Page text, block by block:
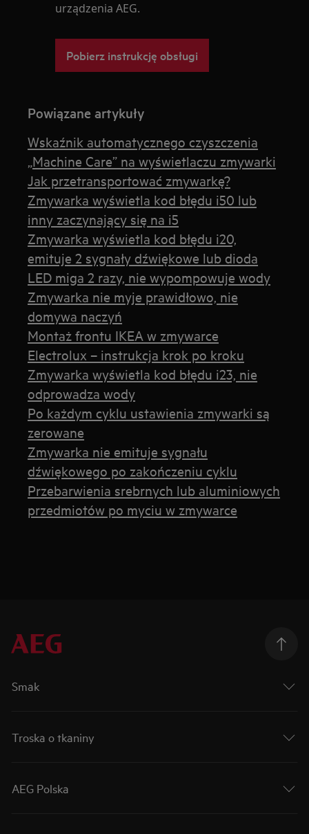
urządzenia AEG.
Pobierz instrukcję obsługi
Powiązane artykuły
Wskaźnik automatycznego czyszczenia
„Machine Care” na wyświetlaczu zmywarki
Jak przetransportować zmywarkę?
Zmywarka wyświetla kod błędu i50 lub
inny zaczynający się na i5
Zmywarka wyświetla kod błędu i20,
emituje 2 sygnały dźwiękowe lub dioda
LED miga 2 razy, nie wypompowuje wody
Zmywarka nie myje prawidłowo, nie
domywa naczyń
Montaż frontu IKEA w zmywarce
Electrolux – instrukcja krok po kroku
Zmywarka wyświetla kod błędu i23, nie
odprowadza wody
Po każdym cyklu ustawienia zmywarki są
zerowane
Zmywarka nie emituje sygnału
dźwiękowego po zakończeniu cyklu
Przebarwienia srebrnych lub aluminiowych
przedmiotów po myciu w zmywarce
Smak
Troska o tkaniny
AEG Polska